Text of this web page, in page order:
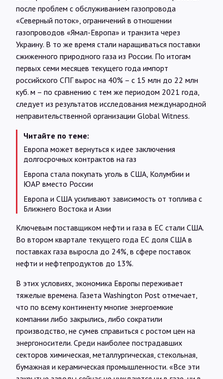
после проблем с обслуживанием газопровода
«Северный поток», ограничений в отношении
газопроводов «Ямал-Европа» и транзита через
Украину. В то же время стали наращиваться поставки
сжиженного природного газа из России. По итогам
первых семи месяцев текущего года импорт
российского СПГ вырос на 40% – с 15 млн до 22 млн
куб. м – по сравнению с тем же периодом 2021 года,
следует из результатов исследования международной
неправительственной организации Global Witness.
Читайте по теме:
Европа может вернуться к идее заключения
долгосрочных контрактов на газ
Европа стала покупать уголь в США, Колумбии и
ЮАР вместо России
Европа и США усиливают зависимость от топлива с
Ближнего Востока и Азии
Ключевым поставщиком нефти и газа в ЕС стали США.
Во втором квартале текущего года ЕС доля США в
поставках газа выросла до 24%, в сфере поставок
нефти и нефтепродуктов до 13%.
В этих условиях, экономика Европы переживает
тяжелые времена. Газета Washington Post отмечает,
что по всему континенту многие энергоемкие
компании либо закрылись, либо сократили
производство, не сумев справиться с ростом цен на
энергоносители. Среди наиболее пострадавших
секторов химическая, металлургическая, стекольная,
бумажная и керамическая промышленности. «Все эти